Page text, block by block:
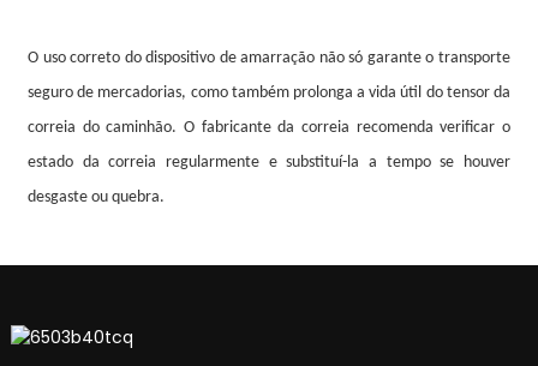
O uso correto do dispositivo de amarração não só garante o transporte
seguro de mercadorias, como também prolonga a vida útil do tensor da
correia do caminhão. O fabricante da correia recomenda verificar o
estado da correia regularmente e substituí-la a tempo se houver
desgaste ou quebra.